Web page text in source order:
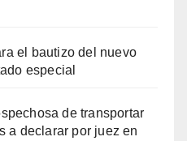
el bautizo del nuevo
especial
de transportar
a declarar por juez en